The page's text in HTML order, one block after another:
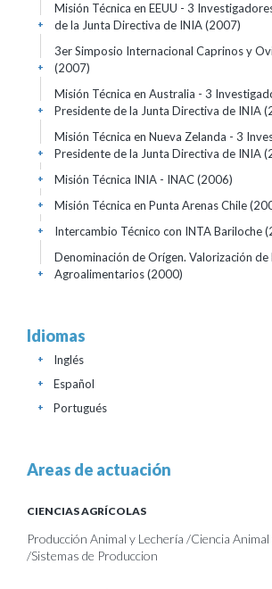
Misión Técnica en EEUU - 3
de la Junta Directiva de INIA(2007)
+
3er Simposio Internacional Caprinos y
(2007)
+
Misión Técnica en Australia - 3
Presidente de la Junta Directiva de INIA
+
Misión Técnica en Nueva Zelanda - 3
Presidente de la Junta Directiva de INIA
+
Misión Técnica INIA - INAC(2006)
+
Misión Técnica en Punta Arenas Chile
+
Intercambio Técnico con INTA Bariloche
+
Denominación de Orígen. Valorización
Agroalimentarios(2000)
+
Idiomas
Inglés
+
Español
+
Portugués
+
Areas de actuación
CIENCIAS AGRÍCOLAS
Producción Animal y Lechería /Ciencia Animal
/Sistemas de Produccion